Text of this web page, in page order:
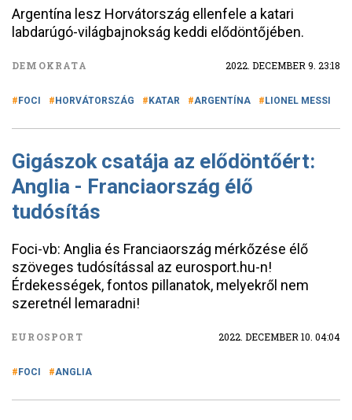
Argentína lesz Horvátország ellenfele a katari
labdarúgó-világbajnokság keddi elődöntőjében.
DEMOKRATA 2022. DECEMBER 9. 23:18
FOCI HORVÁTORSZÁG KATAR ARGENTÍNA LIONEL MESSI
Gigászok csatája az elődöntőért:
Anglia - Franciaország élő
tudósítás
Foci-vb: Anglia és Franciaország mérkőzése élő
szöveges tudósítással az eurosport.hu-n!
Érdekességek, fontos pillanatok, melyekről nem
szeretnél lemaradni!
EUROSPORT 2022. DECEMBER 10. 04:04
FOCI ANGLIA